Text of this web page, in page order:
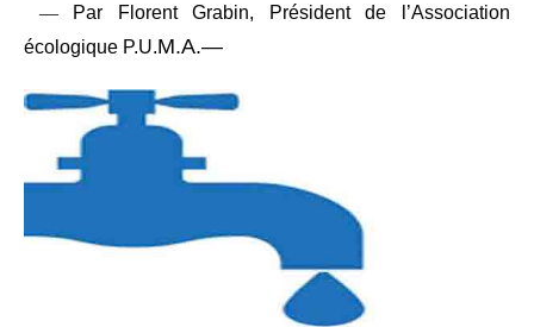
—
Par Florent Grabin, Président de l’Association
écologique P.U.M.A.—